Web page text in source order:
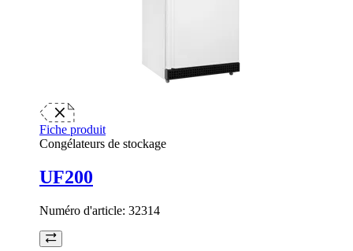
Fiche produit
Congélateurs de stockage
UF200
Numéro d'article: 32314